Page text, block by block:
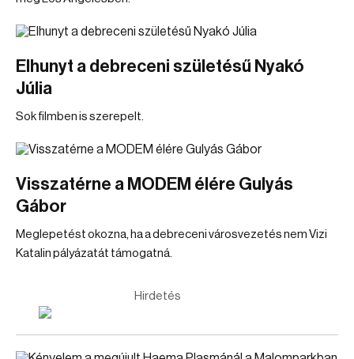
Elhunyt a debreceni születésű Nyakó
Júlia
Sok filmben is szerepelt.
Visszatérne a MODEM élére Gulyás
Gábor
Meglepetést okozna, ha a debreceni városvezetés nem Vizi
Katalin pályázatát támogatná.
Hirdetés